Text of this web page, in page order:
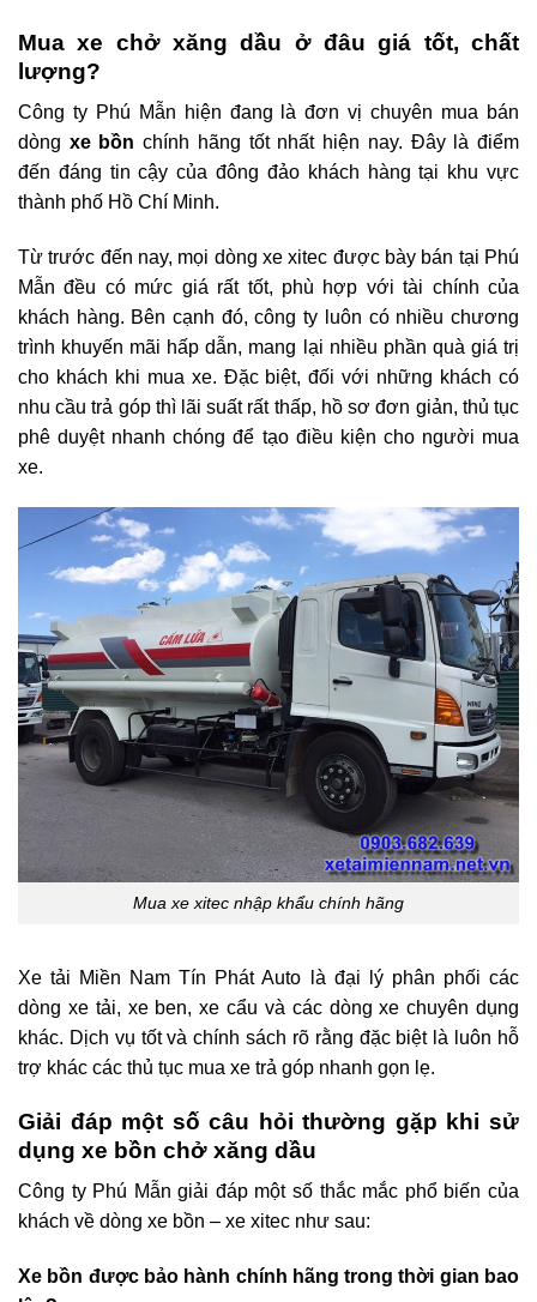
Mua xe chở xăng dầu ở đâu giá tốt, chất
lượng?
Công ty Phú Mẫn hiện đang là đơn vị chuyên mua bán
dòng xe bồn chính hãng tốt nhất hiện nay. Đây là điểm
đến đáng tin cậy của đông đảo khách hàng tại khu vực
thành phố Hồ Chí Minh.
Từ trước đến nay, mọi dòng xe xitec được bày bán tại Phú
Mẫn đều có mức giá rất tốt, phù hợp với tài chính của
khách hàng. Bên cạnh đó, công ty luôn có nhiều chương
trình khuyến mãi hấp dẫn, mang lại nhiều phần quà giá trị
cho khách khi mua xe. Đặc biệt, đối với những khách có
nhu cầu trả góp thì lãi suất rất thấp, hồ sơ đơn giản, thủ tục
phê duyệt nhanh chóng để tạo điều kiện cho người mua
xe.
Mua xe xitec nhập khẩu chính hãng
Xe tải Miền Nam Tín Phát Auto là đại lý phân phối các
dòng xe tải, xe ben, xe cẩu và các dòng xe chuyên dụng
khác. Dịch vụ tốt và chính sách rõ rằng đặc biệt là luôn hỗ
trợ khác các thủ tục mua xe trả góp nhanh gọn lẹ.
Giải đáp một số câu hỏi thường gặp khi sử
dụng xe bồn chở xăng dầu
Công ty Phú Mẫn giải đáp một số thắc mắc phổ biến của
khách về dòng xe bồn – xe xitec như sau:
Xe bồn được bảo hành chính hãng trong thời gian bao